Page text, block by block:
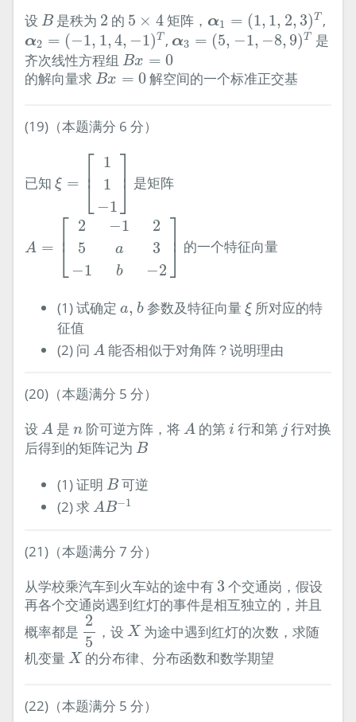
设 B
B 是秩为 2
2 的 5 × 4
5 ×4 矩阵， α1 = (1, 1, 2, 3)T
,1 2, 3)T ,
α2 = (−1, 1, 4, −1)T
α2= −1,1,4,− 1) T , α3 = (5, −1, −8, 9)T
α3= ( 5,− 8,9)T
是
齐次线性方程组 Bx = 0
Bx= 0
的解向量求 Bx = 0
Bx=0 解空间的一个标准正交基
(19)（本题满分 6 分）
已知 ξ = ⎡
⎢⎣
1
1
−1
⎤⎥
⎦
1 1
是矩阵
A = ⎡
⎢⎣
2 −1
2
5
a
3
−1 b −2
⎤⎥
⎦
−1 25a −1 2]
的一个特征向量
(1) 试确定a, b
a b参数及特征向量 ξ
ξ所对应的特
征值
(2) 问A
A 能否相似于对角阵？说明理由
(20)（本题满分 5 分）
设 A
A 是 n
n 阶可逆方阵，将 A
A 的第 i
i 行和第 j
j 行对换
后得到的矩阵记为 B
B
(1) 证明B
B 可逆
(2) 求AB−1
A B−1
(21)（本题满分 7 分）
从学校乘汽车到火车站的途中有 3
3 个交通岗，假设
再各个交通岗遇到红灯的事件是相互独立的，并且
概率都是
2
5
25
，设 X
X 为途中遇到红灯的次数，求随
机变量 X
X 的分布律、分布函数和数学期望
(22)（本题满分 5 分）